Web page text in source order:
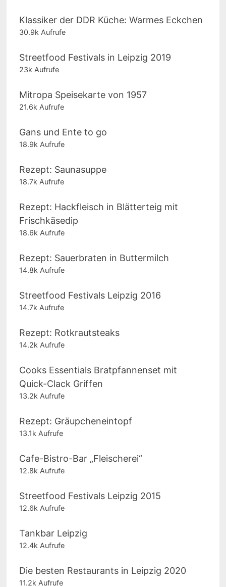
Klassiker der DDR Küche: Warmes Eckchen
30.9k Aufrufe
Streetfood Festivals in Leipzig 2019
23k Aufrufe
Mitropa Speisekarte von 1957
21.6k Aufrufe
Gans und Ente to go
18.9k Aufrufe
Rezept: Saunasuppe
18.7k Aufrufe
Rezept: Hackfleisch in Blätterteig mit
Frischkäsedip
18.6k Aufrufe
Rezept: Sauerbraten in Buttermilch
14.8k Aufrufe
Streetfood Festivals Leipzig 2016
14.7k Aufrufe
Rezept: Rotkrautsteaks
14.2k Aufrufe
Cooks Essentials Bratpfannenset mit
Quick-Clack Griffen
13.2k Aufrufe
Rezept: Gräupcheneintopf
13.1k Aufrufe
Cafe-Bistro-Bar „Fleischerei“
12.8k Aufrufe
Streetfood Festivals Leipzig 2015
12.6k Aufrufe
Tankbar Leipzig
12.4k Aufrufe
Die besten Restaurants in Leipzig 2020
11.2k Aufrufe